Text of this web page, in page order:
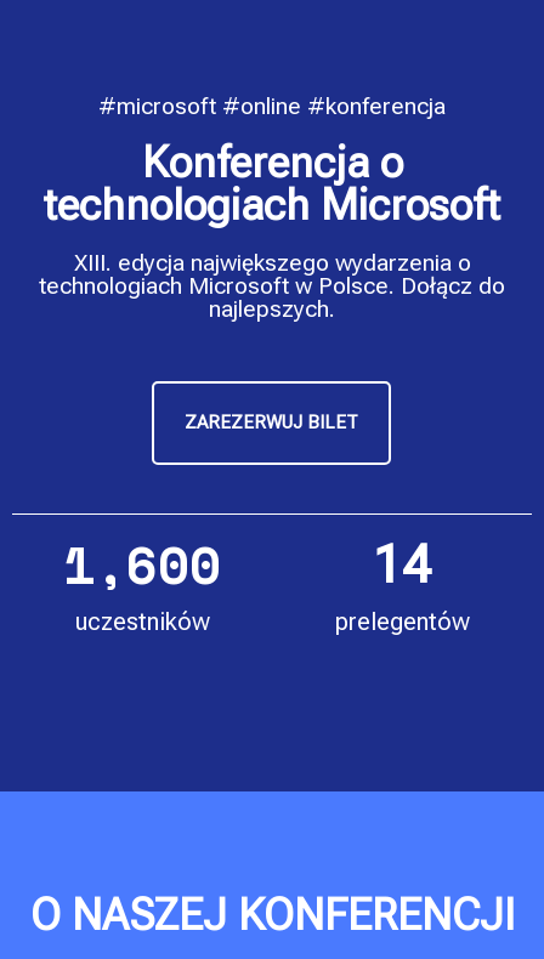
#microsoft #online #konferencja
Konferencja o
technologiach Microsoft
XIII. edycja największego wydarzenia o
technologiach Microsoft w Polsce. Dołącz do
najlepszych.
ZAREZERWUJ BILET
uczestników
1,600
prelegentów
14
O NASZEJ KONFERENCJI